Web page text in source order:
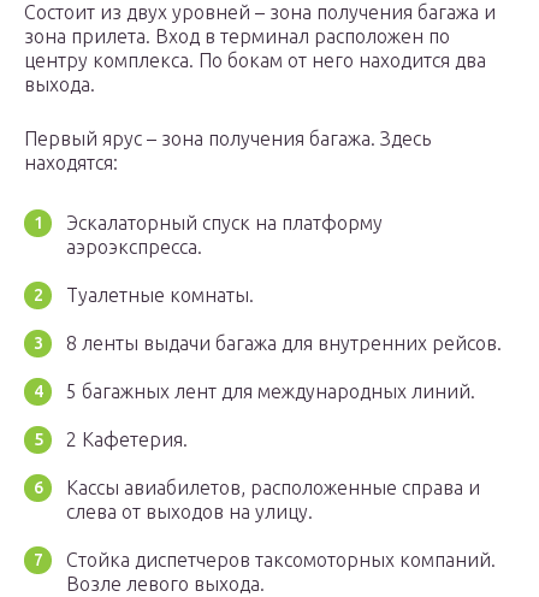
Состоит из двух уровней – зона получения багажа и
зона прилета. Вход в терминал расположен по
центру комплекса. По бокам от него находится два
выхода.
Первый ярус – зона получения багажа. Здесь
находятся:
Эскалаторный спуск на платформу
аэроэкспресса.
Туалетные комнаты.
8 ленты выдачи багажа для внутренних рейсов.
5 багажных лент для международных линий.
2 Кафетерия.
Кассы авиабилетов, расположенные справа и
слева от выходов на улицу.
Стойка диспетчеров таксомоторных компаний.
Возле левого выхода.